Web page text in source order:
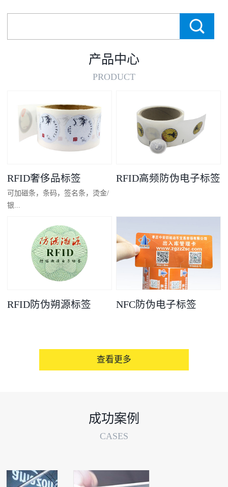
产品中心
PRODUCT
RFID奢侈品标签
可加磁条，条码，签名条，烫金/
银...
凸码，金/银底
RFID高频防伪电子标签
RFID防伪朔源标签 NFC防伪电子标签
查看更多
成功案例
CASES